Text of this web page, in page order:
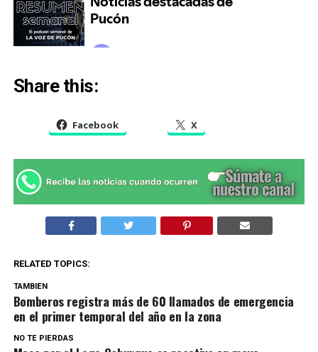
Share this:
Facebook X
RELATED TOPICS:
TAMBIEN
Bomberos registra más de 60 llamados de emergencia
en el primer temporal del año en la zona
NO TE PIERDAS